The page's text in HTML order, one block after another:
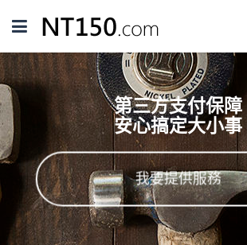
Toggle
navigation
第三方支付保障
安心搞定大小事
我要提供服務